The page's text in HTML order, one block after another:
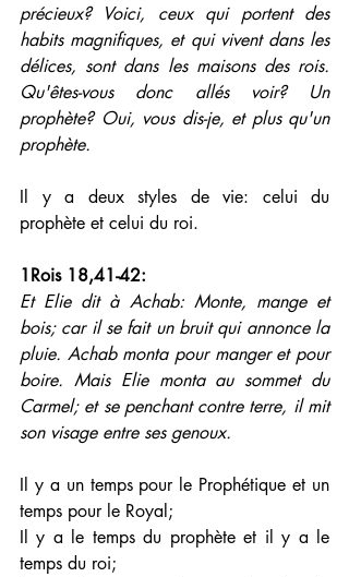
précieux? Voici, ceux qui portent des
habits magnifiques, et qui vivent dans les
délices, sont dans les maisons des rois.
Qu'êtes-vous donc allés voir? Un
prophète? Oui, vous dis-je, et plus qu'un
prophète.
Il y a deux styles de vie: celui du
prophète et celui du roi.
1Rois 18,41-42:
Et Elie dit à Achab: Monte, mange et
bois; car il se fait un bruit qui annonce la
pluie. Achab monta pour manger et pour
boire. Mais Elie monta au sommet du
Carmel; et se penchant contre terre, il mit
son visage entre ses genoux.
Il y a un temps pour le Prophétique et un
temps pour le Royal;
Il y a le temps du prophète et il y a le
temps du roi;